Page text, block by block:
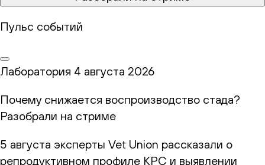
Пульс событий
Лаборатория 4 августа 2026
Почему снижается воспроизводство стада?
Разобрали на стриме
5 августа эксперты Vet Union рассказали о
репродуктивном профиле КРС и выявлении